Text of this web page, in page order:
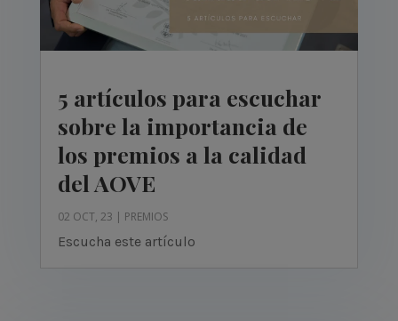
5 artículos para escuchar
sobre la importancia de
los premios a la calidad
del AOVE
02 OCT, 23 | PREMIOS
Escucha este artículo